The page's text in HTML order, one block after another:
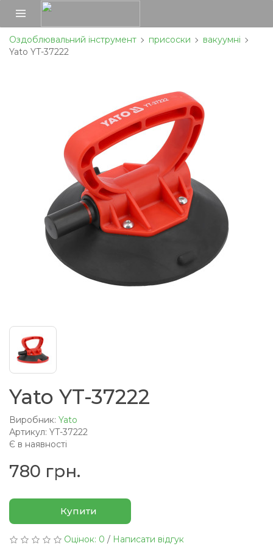
Оздоблювальний інструмент присоски
вакуумні
Yato YT-37222
Yato YT-37222
Виробник: Yato
Артикул: YT-37222
Є в наявності
780 грн.
Купити
Оцінок: 0 / Написати відгук